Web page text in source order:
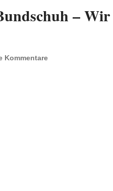
–
Kommentare